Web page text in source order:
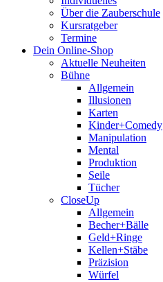
Über die Zauberschule
Kursratgeber
Termine
Dein Online-Shop
Aktuelle Neuheiten
Bühne
Allgemein
Illusionen
Karten
Kinder+Comedy
Manipulation
Mental
Produktion
Seile
Tücher
CloseUp
Allgemein
Becher+Bälle
Geld+Ringe
Kellen+Stäbe
Präzision
Würfel